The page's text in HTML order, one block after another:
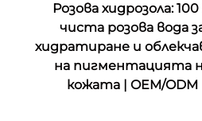
Розова хидрозола: 100
чиста розова вода
хидратиране и
на пигментацията
кожата | OEM/ODM